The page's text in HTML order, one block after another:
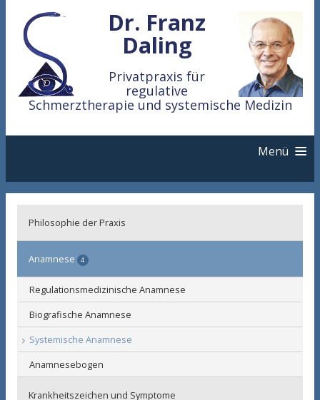
Dr. Franz
Daling
Privatpraxis für
regulative
Schmerztherapie und systemische Medizin
Menü
Akupunktur
Manuelle Medizin
Nozipathie
Episcopathie
Philosophie der Praxis
Anamnese 4
Regulationsmedizinische Anamnese
Biografische Anamnese
Systemische Anamnese
Anamnesebogen
Krankheitszeichen und Symptome